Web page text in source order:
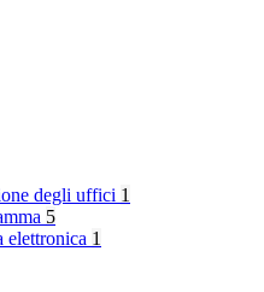
degli uffici 1
5
elettronica 1